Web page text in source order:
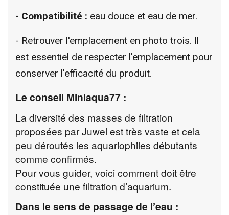
- Compatibilité : eau douce et eau de mer.
- Retrouver l'emplacement en photo trois. Il
est essentiel de respecter l'emplacement pour
conserver l'efficacité du produit.
Le conseil Miniaqua77 :
La diversité des masses de filtration
proposées par Juwel est très vaste et cela
peu déroutés les aquariophiles débutants
comme confirmés.
Pour vous guider, voici comment doit être
constituée une filtration d’aquarium.
Dans le sens de passage de l’eau :